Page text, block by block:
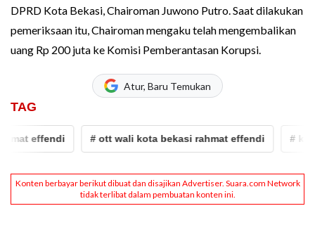
DPRD Kota Bekasi, Chairoman Juwono Putro. Saat dilakukan
pemeriksaan itu, Chairoman mengaku telah mengembalikan
uang Rp 200 juta ke Komisi Pemberantasan Korupsi.
Atur, Baru Temukan
TAG
effendi # ott wali kota bekasi rahmat effendi # kota